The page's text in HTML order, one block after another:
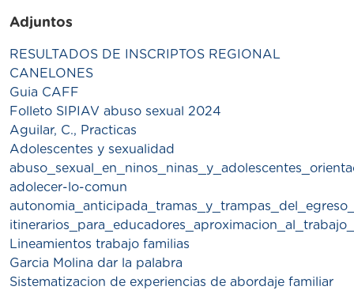
Adjuntos
RESULTADOS DE INSCRIPTOS REGIONAL
CANELONES
Guia CAFF
Folleto SIPIAV abuso sexual 2024
Aguilar, C., Practicas
Adolescentes y sexualidad
adolecer-lo-comun
Lineamientos trabajo familias
Garcia Molina dar la palabra
Sistematizacion de experiencias de abordaje familiar